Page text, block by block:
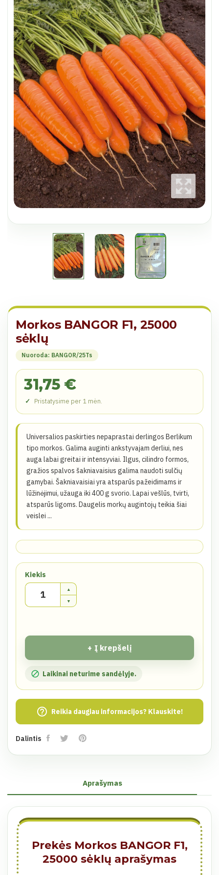
Morkos BANGOR F1, 25000
sėklų
Nuoroda: BANGOR/25Ts
31,75 €
Pristatysime per 1 mėn.
Universalios paskirties nepaprastai derlingos Berlikum
tipo morkos. Galima auginti ankstyvajam derliui, nes
auga labai greitai ir intensyviai. Ilgus, cilindro formos,
gražios spalvos šakniavaisius galima naudoti sulčių
gamybai. Šakniavaisiai yra atsparūs pažeidimams ir
lūžinėjimui, užauga iki 400 g svorio. Lapai vešlūs, tvirti,
atsparūs ligoms. Daugelis morkų augintojų teikia šiai
veislei ...
Kiekis
Į krepšelį
 Laikinai neturime sandėlyje.
help_outline Reikia daugiau informacijos? Klauskite!
Dalintis
Aprašymas
Prekės Morkos BANGOR F1,
25000 sėklų aprašymas